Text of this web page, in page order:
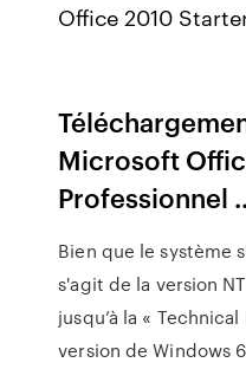
Office 2010
Microsoft
Professionnel
Bien que le système
s'agit de la version
jusqu’à la «
version de Windows